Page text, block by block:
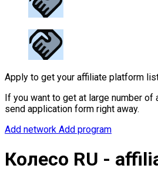
Apply to get your affiliate platform
If you want to get at large number of
send application form right away.
Add network Add program
Колесо RU -